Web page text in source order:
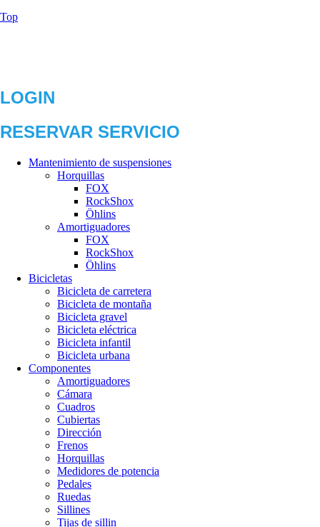
Top
LOGIN
RESERVAR SERVICIO
Mantenimiento de suspensiones
Horquillas
FOX
RockShox
Öhlins
Amortiguadores
FOX
RockShox
Öhlins
Bicicletas
Bicicleta de carretera
Bicicleta de montaña
Bicicleta gravel
Bicicleta eléctrica
Bicicleta infantil
Bicicleta urbana
Componentes
Amortiguadores
Cámara
Cuadros
Cubiertas
Dirección
Frenos
Horquillas
Medidores de potencia
Pedales
Ruedas
Sillines
Tijas de sillin